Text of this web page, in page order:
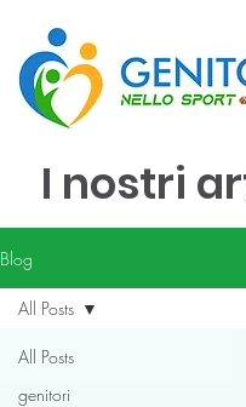
I nostri
Blog
All Posts
genitori
All Posts